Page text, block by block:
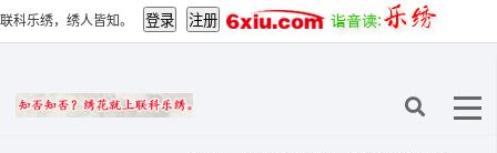
联科乐绣，绣人皆知。